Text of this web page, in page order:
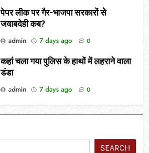
पेपर लीक पर गैर-भाजपा सरकारों से
जवाबदेही कब?
admin
7 days ago 0
कहां चला गया पुलिस के हाथों में लहराने वाला
डंडा
admin
7 days ago 0
SEARCH